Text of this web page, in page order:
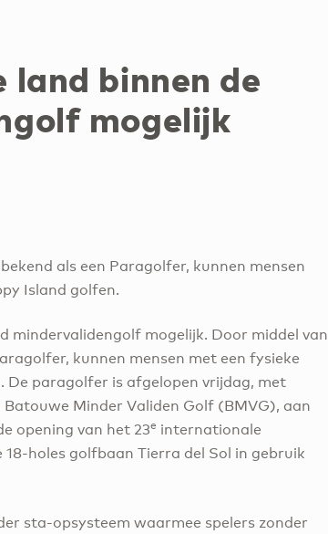
binnen de
mogelijk
als een Paragolfer, kunnen mensen
Island golfen.
mindervalidengolf mogelijk. Door middel van
kunnen mensen met een fysieke
De paragolfer is afgelopen vrijdag, met
Minder Validen Golf (BMVG), aan
opening van het 23e internationale
holes golfbaan Tierra del Sol in gebruik
sta-opsysteem waarmee spelers zonder